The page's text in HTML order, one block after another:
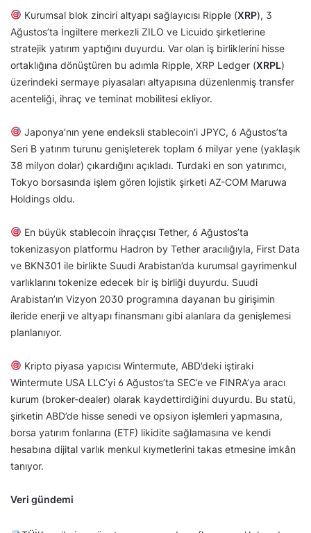
Kurumsal blok zinciri altyapı sağlayıcısı Ripple (XRP), 3
Ağustos’ta İngiltere merkezli ZILO ve Licuido şirketlerine
stratejik yatırım yaptığını duyurdu. Var olan iş birliklerini hisse
ortaklığına dönüştüren bu adımla Ripple, XRP Ledger (XRPL)
üzerindeki sermaye piyasaları altyapısına düzenlenmiş transfer
acenteliği, ihraç ve teminat mobilitesi ekliyor.
Japonya’nın yene endeksli stablecoin’i JPYC, 6 Ağustos’ta
Seri B yatırım turunu genişleterek toplam 6 milyar yene (yaklaşık
38 milyon dolar) çıkardığını açıkladı. Turdaki en son yatırımcı,
Tokyo borsasında işlem gören lojistik şirketi AZ-COM Maruwa
Holdings oldu.
En büyük stablecoin ihraççısı Tether, 6 Ağustos’ta
tokenizasyon platformu Hadron by Tether aracılığıyla, First Data
ve BKN301 ile birlikte Suudi Arabistan’da kurumsal gayrimenkul
varlıklarını tokenize edecek bir iş birliği duyurdu. Suudi
Arabistan’ın Vizyon 2030 programına dayanan bu girişimin
ileride enerji ve altyapı finansmanı gibi alanlara da genişlemesi
planlanıyor.
Kripto piyasa yapıcısı Wintermute, ABD’deki iştiraki
Wintermute USA LLC’yi 6 Ağustos’ta SEC’e ve FINRA’ya aracı
kurum (broker-dealer) olarak kaydettirdiğini duyurdu. Bu statü,
şirketin ABD’de hisse senedi ve opsiyon işlemleri yapmasına,
borsa yatırım fonlarına (ETF) likidite sağlamasına ve kendi
hesabına dijital varlık menkul kıymetlerini takas etmesine imkân
tanıyor.
Veri gündemi